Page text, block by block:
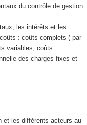
du contrôle de gestion
les intérêts et les
: coûts complets ( par
variables, coûts
des charges fixes et
et les différents acteurs au